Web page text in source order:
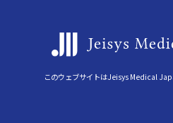
このウェブサイトはJeisys Medical